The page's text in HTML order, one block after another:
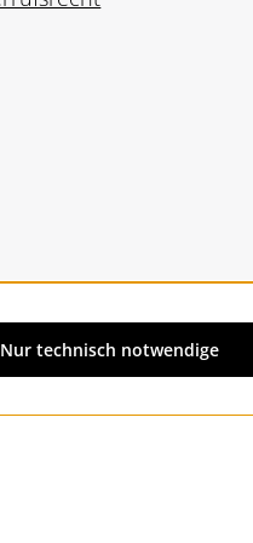
ggf. Nachnahmegebühren,
Nur technisch notwendige